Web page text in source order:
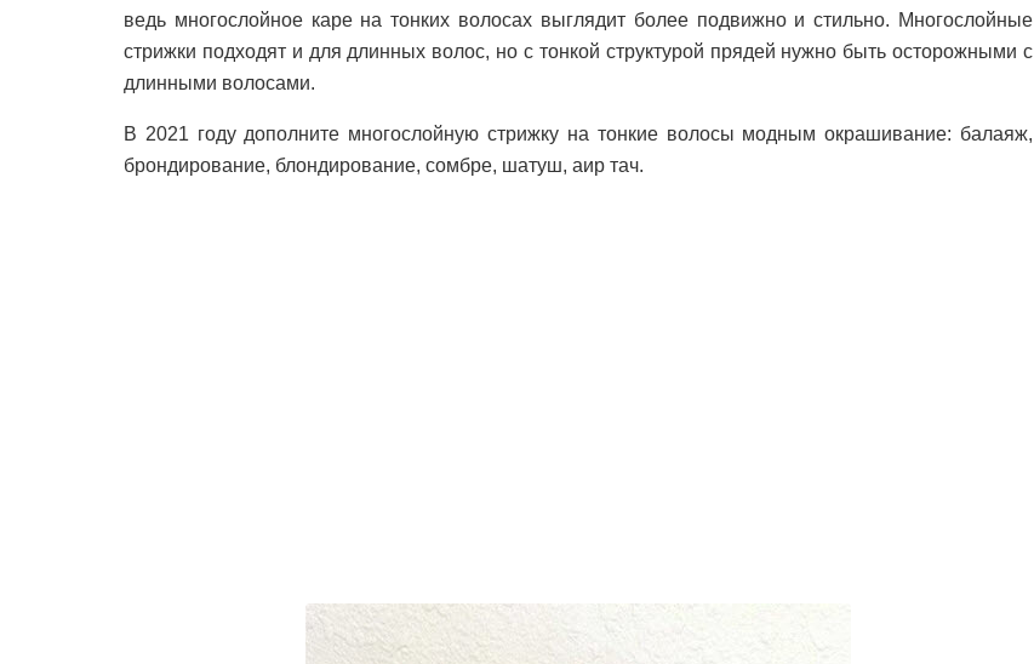
ведь многослойное каре на тонких волосах выглядит более подвижно и стильно. Многослойные
стрижки подходят и для длинных волос, но с тонкой структурой прядей нужно быть осторожными с
длинными волосами.
В 2021 году дополните многослойную стрижку на тонкие волосы модным окрашивание: балаяж,
брондирование, блондирование, сомбре, шатуш, аир тач.